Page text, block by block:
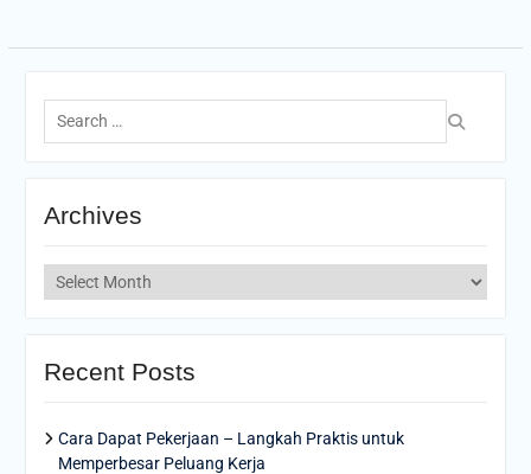
Search
for:
Archives
Archives
Recent Posts
Cara Dapat Pekerjaan – Langkah Praktis untuk
Memperbesar Peluang Kerja